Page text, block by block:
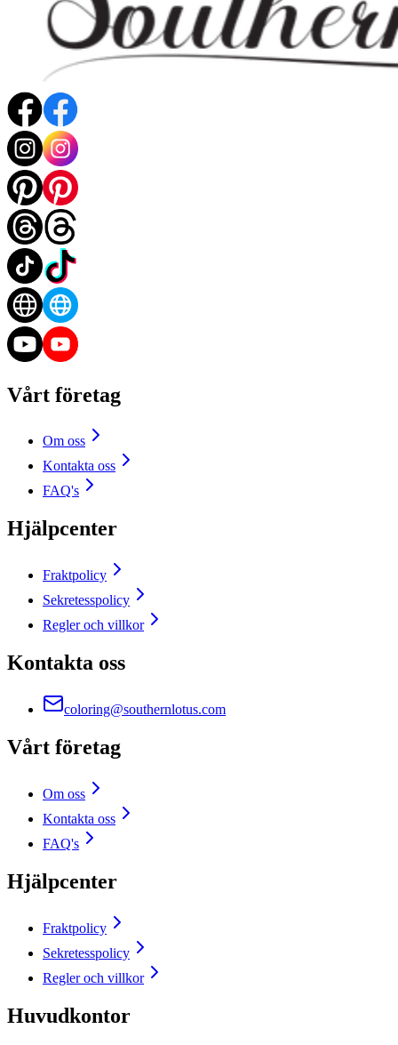
Vårt företag
Om oss
Kontakta oss
FAQ's
Hjälpcenter
Fraktpolicy
Sekretesspolicy
Regler och villkor
Kontakta oss
coloring@southernlotus.com
Vårt företag
Om oss
Kontakta oss
FAQ's
Hjälpcenter
Fraktpolicy
Sekretesspolicy
Regler och villkor
Huvudkontor